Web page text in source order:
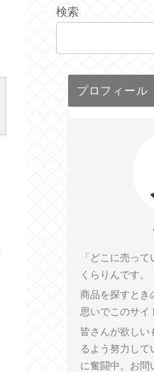
検索
プロフィール
「どこに売っ
くらりんです。
商品を探すとき
思いでこのサイ
皆さんが欲しい
るよう努力して
に奮闘中。お問